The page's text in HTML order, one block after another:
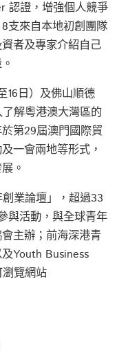
認證，增強個人競爭
支來自本地初創團隊
者及專家介紹自己
16日）及佛山順德
了解粵港澳大灣區的
第29屆澳門國際貿
一會兩地等形式，
。
業論壇」，超過33
與活動，與全球青年
主辦；前海深港青
Youth Business
覽網站